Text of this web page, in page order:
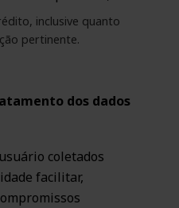
inclusive quanto
pertinente.
dos dados
coletados
facilitar,